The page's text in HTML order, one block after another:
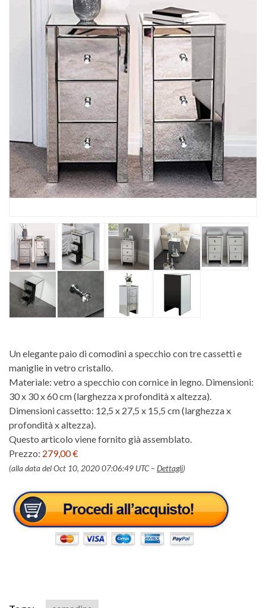
Un elegante paio di comodini a specchio con tre cassetti e
maniglie in vetro cristallo.
Materiale: vetro a specchio con cornice in legno. Dimensioni:
30 x 30 x 60 cm (larghezza x profondità x altezza).
Dimensioni cassetto: 12,5 x 27,5 x 15,5 cm (larghezza x
profondità x altezza).
Questo articolo viene fornito già assemblato.
Prezzo: 279,00 €
(alla data del Oct 10, 2020 07:06:49 UTC – Dettagli)